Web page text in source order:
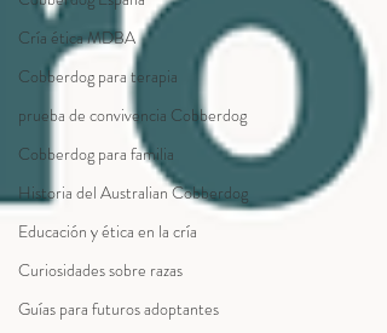
Cría ética MDBA
Cobberdog para terapia
prueba de convivencia Cobberdog
Cobberdog para familia
Historia del Australian Cobberdog
Educación y ética en la cría
Curiosidades sobre razas
Guías para futuros adoptantes